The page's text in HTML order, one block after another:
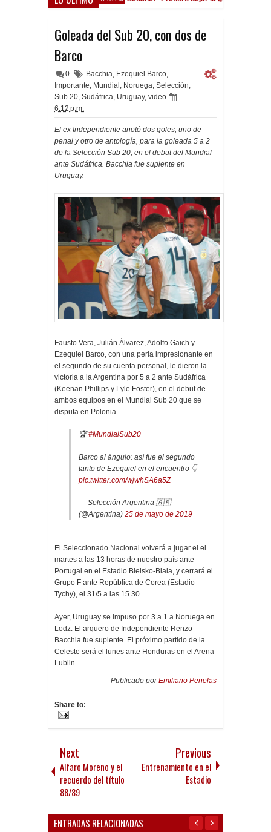
Goleada del Sub 20, con dos de
Barco
0 Bacchia, Ezequiel Barco,
Importante, Mundial , Noruega, Selección,
Sub 20, Sudáfrica, Uruguay, video
6:12 p.m.
El ex Independiente anotó dos goles, uno de
penal y otro de antología, para la goleada 5 a 2
de la Selección Sub 20, en el debut del Mundial
ante Sudáfrica. Bacchia fue suplente en
Uruguay.
Fausto Vera, Julián Álvarez, Adolfo Gaich y
Ezequiel Barco, con una perla impresionante en
el segundo de su cuenta personal, le dieron la
victoria a la Argentina por 5 a 2 ante Sudáfrica
(Keenan Phillips y Lyle Foster), en el debut de
ambos equipos en el Mundial Sub 20 que se
disputa en Polonia.
🏆#MundialSub20
Barco al ángulo: así fue el segundo
tanto de Ezequiel en el encuentro 👇
pic.twitter.com/wjwhSA6a5Z
— Selección Argentina 🇦🇷
(@Argentina) 25 de mayo de 2019
El Seleccionado Nacional volverá a jugar el el
martes a las 13 horas de nuestro país ante
Portugal en el Estadio Bielsko-Biala, y cerrará el
Grupo F ante República de Corea (Estadio
Tychy), el 31/5 a las 15.30.
Ayer, Uruguay se impuso por 3 a 1 a Noruega en
Lodz. El arquero de Independiente Renzo
Bacchia fue suplente. El próximo partido de la
Celeste será el lunes ante Honduras en el Arena
Lublin.
Publicado porEmiliano Penelas
Share to:
Next
Alfaro Moreno y el
recuerdo del título
88/89
Previous
Entrenamiento en el
Estadio
ENTRADAS RELACIONADAS